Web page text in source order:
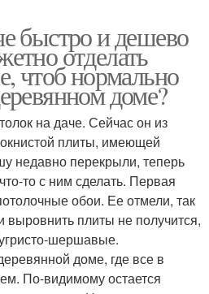
быстро и дешево
отделать
чтоб нормально
доме?
на даче. Сейчас он из
плиты, имеющей
недавно перекрыли, теперь
то с ним сделать. Первая
обои. Ее отмели, так
выровнить плиты не получится,
шершавые.
доме, где все в
По-видимому остается